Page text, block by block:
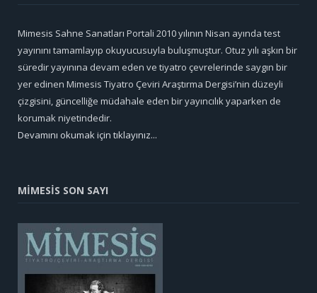
Mimesis Sahne Sanatları Portali 2010 yılının Nisan ayında test
yayınını tamamlayıp okuyucusuyla buluşmuştur. Otuz yılı aşkın bir
süredir yayınına devam eden ve tiyatro çevrelerinde saygın bir
yer edinen Mimesis Tiyatro Çeviri Araştırma Dergisi’nin düzeyli
çizgisini, güncelliğe müdahale eden bir yayıncılık yaparken de
korumak niyetindedir.
Devamını okumak için tıklayınız...
MİMESİS SON SAYI